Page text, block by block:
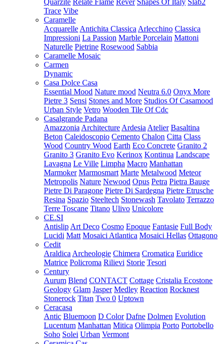
Quarzite Relate Flame Rever Shapes Of Italy Slab2
Trace Vibe
Caramelle
Acquarelle Antichita Classica Arlecchino Classica
Impressioni La Passion Marble Porcelain Mattoni
Naturelle Pietrine Rosewood Sabbia
Caramelle Mosaic
Carmen
Dynamic
Casa Dolce Casa
Essential Mood Nature mood Neutra 6.0 Onyx More
Pietre 3 Sensi Stones and More Studios Of Casamood
Urban Style Vetro Wooden Tile Of Cdc
Casalgrande Padana
Amazzonia Architecture Ardesia Atelier Basaltina
Beton Caleidoscopio Cemento Chalon Citta Class
Wood Country Wood Earth Eco Concrete Granito 2
Granito 3 Granito Evo Kerinox Kontinua Landscape
Lavagna Le Ville Limpha Macro Manhattan
Marmoker Marmosmart Marte Metalwood Meteor
Metropolis Nature Newood Opus Petra Pietra Bauge
Pietre Di Paragone Pietre Di Sardegna Pietre Etrusche
Resina Spazio Steeltech Stonewash Tavolato Terrazzo
Terre Toscane Titano Ulivo Unicolore
CE.SI
Antislip Art Deco Cosmo Epoque Fantasie Full Body
Lucidi Matt Mosaici Atlantica Mosaici Hellas Ottagono
Cedit
Araldica Archeologie Chimera Cromatica Euridice
Matrice Policroma Rilievi Storie Tesori
Century
Aurum Blend CONTACT Cottage Cristalia Ecostone
Geology Glam Jasper Medley Reaction Rocknest
Stonerock Titan Two 0 Uptown
Ceracasa
Antic Bluemoon D Color Dafne Dolmen Evolution
Lucentum Manhattan Mitica Olimpia Porto Portobello
Soho Solei Urban Vermont